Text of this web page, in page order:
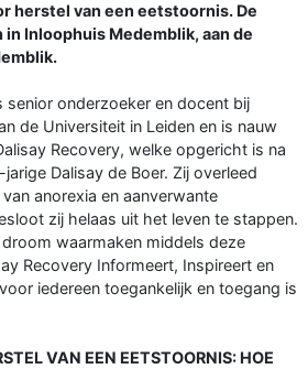
herstel van een eetstoornis. De
Inloophuis Medemblik, aan de
senior onderzoeker en docent bij
de Universiteit in Leiden en is nauw
Recovery, welke opgericht is na
Dalisay de Boer. Zij overleed
anorexia en aanverwante
zij helaas uit het leven te stappen.
waarmaken middels deze
Recovery Informeert, Inspireert en
iedereen toegankelijk en toegang is
VAN EEN EETSTOORNIS: HOE